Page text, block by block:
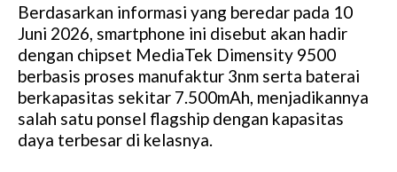
Berdasarkan informasi yang beredar pada 10
Juni 2026, smartphone ini disebut akan hadir
dengan chipset MediaTek Dimensity 9500
berbasis proses manufaktur 3nm serta baterai
berkapasitas sekitar 7.500mAh, menjadikannya
salah satu ponsel flagship dengan kapasitas
daya terbesar di kelasnya.